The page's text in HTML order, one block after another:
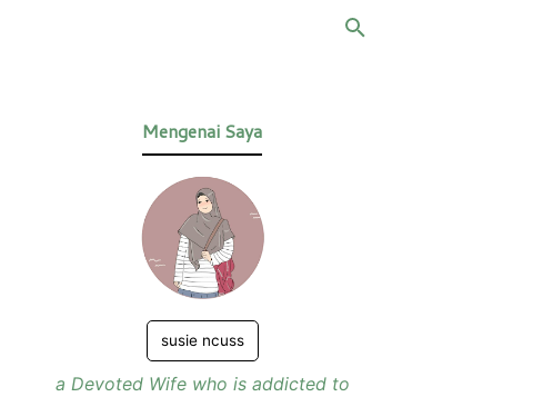
Mengenai Saya
susie ncuss
a Devoted Wife who is addicted to